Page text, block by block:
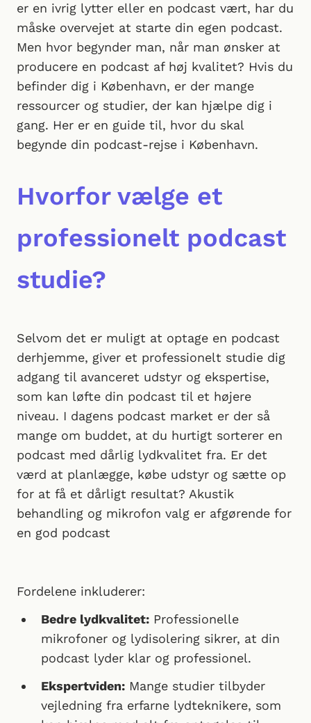
er en ivrig lytter eller en podcast vært, har du
måske overvejet at starte din egen podcast.
Men hvor begynder man, når man ønsker at
producere en podcast af høj kvalitet? Hvis du
befinder dig i København, er der mange
ressourcer og studier, der kan hjælpe dig i
gang. Her er en guide til, hvor du skal
begynde din podcast-rejse i København.
Hvorfor vælge et
professionelt podcast
studie?
Selvom det er muligt at optage en podcast
derhjemme, giver et professionelt studie dig
adgang til avanceret udstyr og ekspertise,
som kan løfte din podcast til et højere
niveau. I dagens podcast market er der så
mange om buddet, at du hurtigt sorterer en
podcast med dårlig lydkvalitet fra. Er det
værd at planlægge, købe udstyr og sætte op
for at få et dårligt resultat? Akustik
behandling og mikrofon valg er afgørende for
en god podcast
Fordelene inkluderer:
Bedre lydkvalitet: Professionelle
mikrofoner og lydisolering sikrer, at din
podcast lyder klar og professionel.
Ekspertviden: Mange studier tilbyder
vejledning fra erfarne lydteknikere, som